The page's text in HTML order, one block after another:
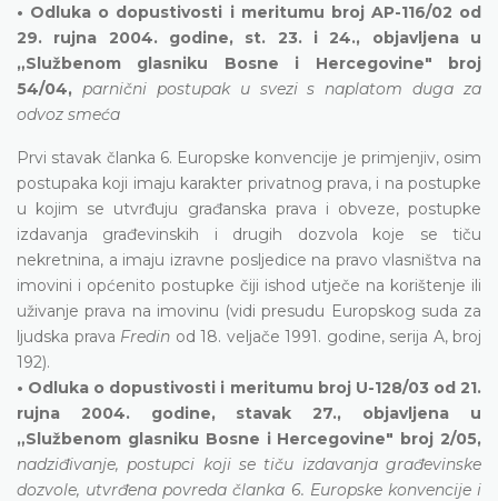
• Odluka o dopustivosti i meritumu broj AP-116/02 od
29. rujna 2004. godine, st. 23. i 24., objavljena u
„Službenom glasniku Bosne i Hercegovine" broj
54/04, parnični postupak u svezi s naplatom duga za
odvoz smeća
Prvi stavak članka 6. Europske konvencije je primjenjiv, osim
postupaka koji imaju karakter privatnog prava, i na postupke
u kojim se utvrđuju građanska prava i obveze, postupke
izdavanja građevinskih i drugih dozvola koje se tiču
nekretnina, a imaju izravne posljedice na pravo vlasništva na
imovini i općenito postupke čiji ishod utječe na korištenje ili
uživanje prava na imovinu (vidi presudu Europskog suda za
ljudska prava Fredin od 18. veljače 1991. godine, serija A, broj
192).
• Odluka o dopustivosti i meritumu broj U-128/03 od 21.
rujna 2004. godine, stavak 27., objavljena u
„Službenom glasniku Bosne i Hercegovine" broj 2/05,
nadziđivanje, postupci koji se tiču izdavanja građevinske
dozvole, utvrđena povreda članka 6. Europske konvencije i